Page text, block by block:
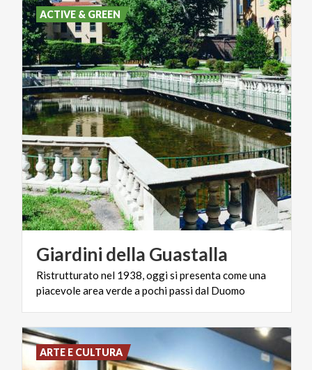
Giardini della Guastalla
Ristrutturato nel 1938,oggisipresentacomeuna
piacevoleareaverdeapochipassidal Duomo
ACTIVE & GREEN
ARTE E CULTURA